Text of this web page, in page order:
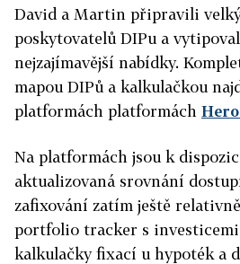
David a Martin připravili
poskytovatelů DIPu a
nejzajímavější nabídky.
mapou DIPů a kalkulačkou
platformách platformách
Na platformách jsou k
aktualizovaná srovnání
zafixování zatím ještě
portfolio tracker s investicemi
kalkulačky fixací u hypoték a